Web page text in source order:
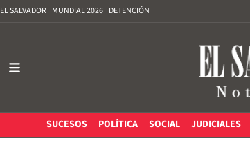
EL SALVADOR MUNDIAL 2026 DETENCIÓN
SUCESOS
POLÍTICA SOCIAL JUDICIALES